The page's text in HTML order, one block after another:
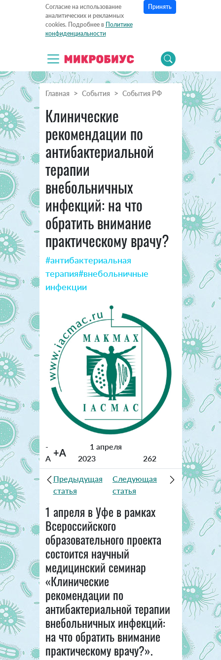
Согласие на использование
аналитических и рекламных
cookies. Подробнее в Политике
конфиденциальности
Принять
Главная События События РФ
Клинические
рекомендации по
антибактериальной
терапии
внебольничных
инфекций: на что
обратить внимание
практическому врачу?
#антибактериальная
терапия#внебольничные
инфекции
-
A +A
1 апреля
2023
262
Предыдущая
статья
Следующая
статья
1 апреля в Уфе в рамках
Всероссийского
образовательного проекта
состоится научный
медицинский семинар
«Клинические
рекомендации по
антибактериальной терапии
внебольничных инфекций:
на что обратить внимание
практическому врачу?».